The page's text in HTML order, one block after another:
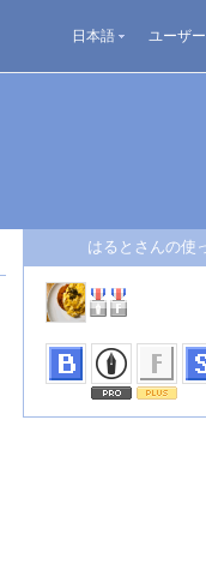
日本語 ユーザ
はるとさんの使